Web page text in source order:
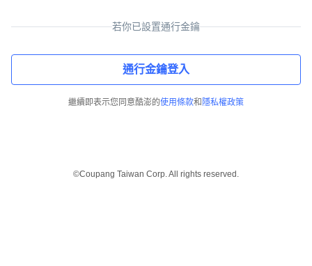
若你已設置通行金鑰
通行金鑰登入
繼續即表示您同意酷澎的使用條款和 隱私權政策
©Coupang Taiwan Corp. All rights reserved.